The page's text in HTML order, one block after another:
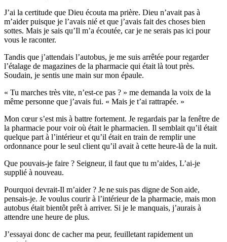
J’ai la certitude que Dieu écouta ma prière. Dieu n’avait pas à
m’aider puisque je l’avais nié et que j’avais fait des choses bien
sottes. Mais je sais qu’Il m’a écoutée, car je ne serais pas ici pour
vous le raconter.
Tandis que j’attendais l’autobus, je me suis arrêtée pour regarder
l’étalage de magazines de la pharmacie qui était là tout près.
Soudain, je sentis une main sur mon épaule.
« Tu marches très vite, n’est-ce pas ? » me demanda la voix de la
même personne que j’avais fui. « Mais je t’ai rattrapée. »
Mon cœur s’est mis à battre fortement. Je regardais par la fenêtre de
la pharmacie pour voir où était le pharmacien. Il semblait qu’il était
quelque part à l’intérieur et qu’il était en train de remplir une
ordonnance pour le seul client qu’il avait à cette heure-là de la nuit.
Que pouvais-je faire ? Seigneur, il faut que tu m’aides, L’ai-je
supplié à nouveau.
Pourquoi devrait-Il m’aider ? Je ne suis pas digne de Son aide,
pensais-je. Je voulus courir à l’intérieur de la pharmacie, mais mon
autobus était bientôt prêt à arriver. Si je le manquais, j’aurais à
attendre une heure de plus.
J’essayai donc de cacher ma peur, feuilletant rapidement un